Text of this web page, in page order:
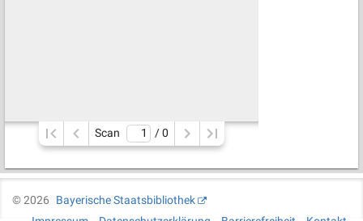
Scan / 0
©2026
Bayerische Staatsbibliothek